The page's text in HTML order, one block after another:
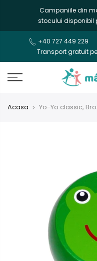
continut
Campaniile din
stocului disponibil
+40 727 449 229
Transport gratuit
Acasa Yo-Yo classic,